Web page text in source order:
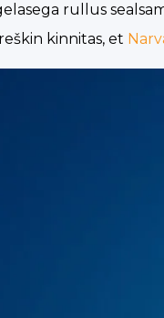
rullus
kinnitas, et